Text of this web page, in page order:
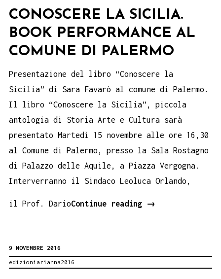
CONOSCERE LA SICILIA.
BOOK PERFORMANCE AL
COMUNE DI PALERMO
Presentazione del libro “Conoscere la
Sicilia” di Sara Favarò al comune di Palermo.
Il libro “Conoscere la Sicilia”, piccola
antologia di Storia Arte e Cultura sarà
presentato Martedì 15 novembre alle ore 16,30
al Comune di Palermo, presso la Sala Rostagno
di Palazzo delle Aquile, a Piazza Vergogna.
Interverranno il Sindaco Leoluca Orlando,
il Prof. DarioContinue reading
Conoscere
→
9 NOVEMBRE 2016
edizioniarianna2016